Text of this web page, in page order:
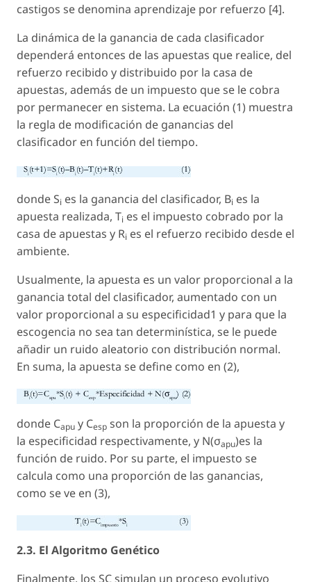
castigos se denomina aprendizaje por refuerzo [4].
La dinámica de la ganancia de cada clasificador
dependerá entonces de las apuestas que realice, del
refuerzo recibido y distribuido por la casa de
apuestas, además de un impuesto que se le cobra
por permanecer en sistema. La ecuación (1) muestra
la regla de modificación de ganancias del
clasificador en función del tiempo.
donde Si es la ganancia del clasificador, Bi es la
apuesta realizada, Ti es el impuesto cobrado por la
casa de apuestas y Ri es el refuerzo recibido desde el
ambiente.
Usualmente, la apuesta es un valor proporcional a la
ganancia total del clasificador, aumentado con un
valor proporcional a su especificidad1 y para que la
escogencia no sea tan determinística, se le puede
añadir un ruido aleatorio con distribución normal.
En suma, la apuesta se define como en (2),
donde Capu y Cesp son la proporción de la apuesta y
la especificidad respectivamente, y N(σapu)es la
función de ruido. Por su parte, el impuesto se
calcula como una proporción de las ganancias,
como se ve en (3),
2.3. El Algoritmo Genético
Finalmente, los SC simulan un proceso evolutivo